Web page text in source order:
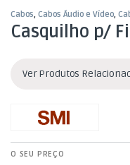
Cabos,Cabos Áudio e Vídeo,
Casquilho p/
Ver Produtos
O SEU PREÇO